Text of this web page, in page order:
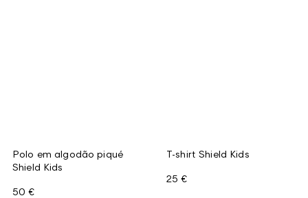
Polo em algodão piqué
Shield Kids
50 €
T-shirt Shield Kids
25 €